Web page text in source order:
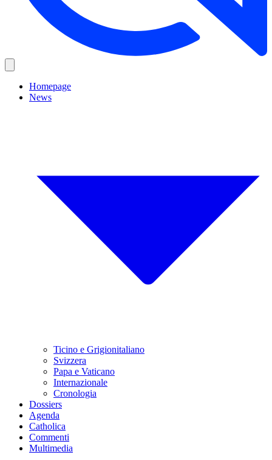
Homepage
News
Ticino e Grigionitaliano
Svizzera
Papa e Vaticano
Internazionale
Cronologia
Dossiers
Agenda
Catholica
Commenti
Multimedia